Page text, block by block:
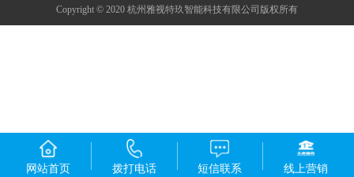
Copyright © 2020 杭州雅视特玖智能科技有限公司版权所有
网站首页 拨打电话 短信联系 线上营销